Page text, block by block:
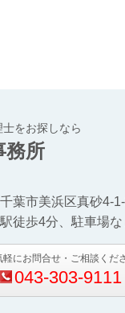
士をお探しなら
務所
葉市美浜区真砂4-
徒歩4分、駐車場な
軽にお問合せ・ご相談くだ
043-303-9111